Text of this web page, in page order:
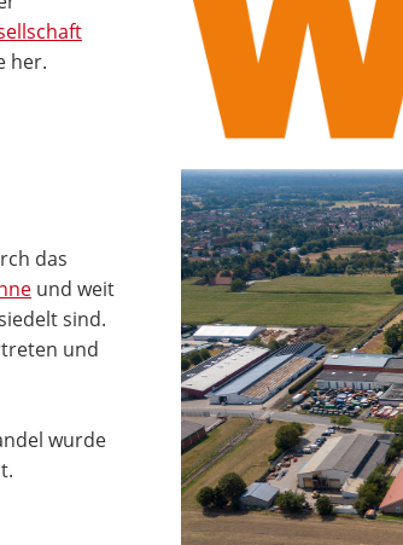
her.
das
und weit
sind.
und
wurde